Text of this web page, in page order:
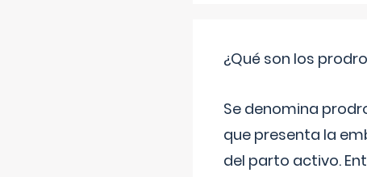
¿Qué son los
Se denomina
que presenta la
del parto activo.